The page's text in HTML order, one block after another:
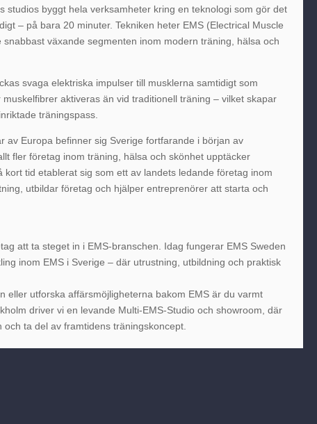
studios byggt hela verksamheter kring en teknologi som gör det
– på bara 20 minuter. Tekniken heter EMS (Electrical Muscle
växande segmenten inom modern träning, hälsa och
svaga elektriska impulser till musklerna samtidigt som
aktiveras än vid traditionell träning – vilket skapar
träningspass.
av Europa befinner sig Sverige fortfarande i början av
fler företag inom träning, hälsa och skönhet upptäcker
kort tid etablerat sig som ett av landets ledande företag inom
utbildar företag och hjälper entreprenörer att starta och
att ta steget in i EMS-branschen. Idag fungerar EMS Sweden
inom EMS i Sverige – där utrustning, utbildning och praktisk
eller utforska affärsmöjligheterna bakom EMS är du varmt
driver vi en levande Multi-EMS-Studio och showroom, där
ta del av framtidens träningskoncept.